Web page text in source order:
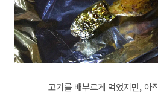
고기를 배부르게 먹었지만, 아